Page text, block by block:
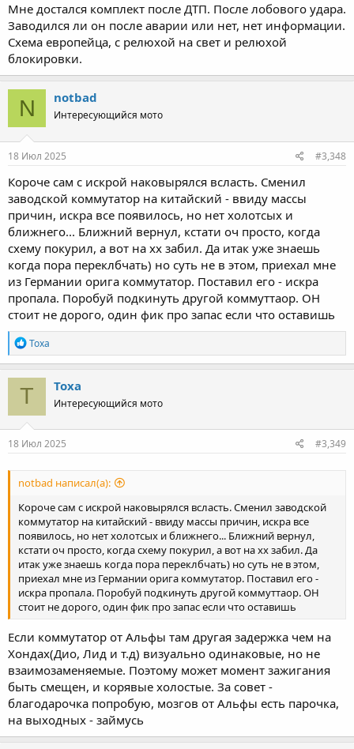
Мне достался комплект после ДТП. После лобового удара.
Заводился ли он после аварии или нет, нет информации.
Схема европейца, с релюхой на свет и релюхой
блокировки.
N notbad
Интересующийся мото
18 Июл 2025 #3,348
Короче сам с искрой наковырялся всласть. Сменил
заводской коммутатор на китайский - ввиду массы
причин, искра все появилось, но нет холотсых и
ближнего... Ближний вернул, кстати оч просто, когда
схему покурил, а вот на хх забил. Да итак уже знаешь
когда пора переклбчать) но суть не в этом, приехал мне
из Германии орига коммутатор. Поставил его - искра
пропала. Поробуй подкинуть другой коммуттаор. ОН
стоит не дорого, один фик про запас если что оставишь
R
e
a
c
t
o
n
s
Toxa
T Toxa
Интересующийся мото
18 Июл 2025 #3,349
notbad написал(а):
Короче сам с искрой наковырялся всласть. Сменил заводской
коммутатор на китайский - ввиду массы причин, искра все
появилось, но нет холотсых и ближнего... Ближний вернул,
кстати оч просто, когда схему покурил, а вот на хх забил. Да
итак уже знаешь когда пора переклбчать) но суть не в этом,
приехал мне из Германии орига коммутатор. Поставил его -
искра пропала. Поробуй подкинуть другой коммуттаор. ОН
стоит не дорого, один фик про запас если что оставишь
Если коммутатор от Альфы там другая задержка чем на
Хондах(Дио, Лид и т.д) визуально одинаковые, но не
взаимозаменяемые. Поэтому может момент зажигания
быть смещен, и корявые холостые. За совет -
благодарочка попробую, мозгов от Альфы есть парочка,
на выходных - займусь